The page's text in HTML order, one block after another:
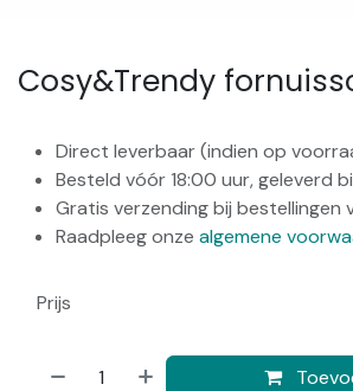
Cosy&Trendy
Direct leverbaar (indien op
Besteld vóór 18:00 uur, geleverd
Gratis verzending bij bestellingen
Raadpleeg onze algemene
Prijs